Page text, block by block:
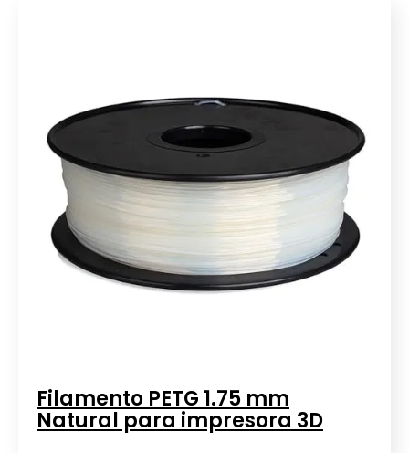
Filamento PETG 1.75 mm
Natural para impresora 3D